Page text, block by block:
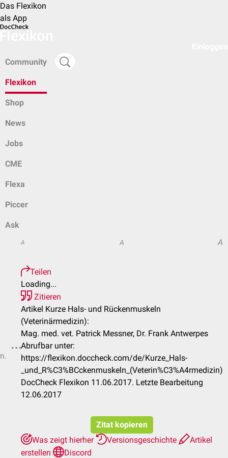
Das Flexikon
als App
Community
Flexikon
Shop
News
Jobs
CME
Flexa
Piccer
Ask
A A A
Teilen
Loading...
Zitieren
Artikel Kurze Hals- und Rückenmuskeln
(Veterinärmedizin):
Mag. med. vet. Patrick Messner, Dr. Frank Antwerpes
Abrufbar unter:
https://flexikon.doccheck.com/de/Kurze_Hals-
_und_R%C3%BCckenmuskeln_(Veterin%C3%A4rmedizin)
DocCheck Flexikon 11.06.2017. Letzte Bearbeitung
12.06.2017
Zitat kopieren
Was zeigt hierher
Versionsgeschichte
Artikel
erstellen
Discord